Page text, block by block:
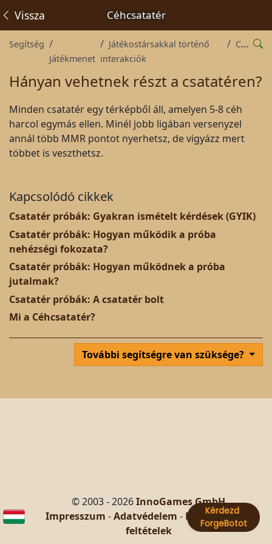
Céhcsatatér
Vissza
Segítség
Játékmenet
Játékostársakkal történő
interakciók
Céhek
Hányan vehetnek részt a csatatéren?
Minden csatatér egy térképből áll, amelyen 5-8 céh
harcol egymás ellen. Minél jobb ligában versenyzel
annál több MMR pontot nyerhetsz, de vigyázz mert
többet is veszthetsz.
Kapcsolódó cikkek
Csatatér próbák: Gyakran ismételt kérdések (GYIK)
Csatatér próbák: Hogyan működik a próba
nehézségi fokozata?
Csatatér próbák: Hogyan működnek a próba
jutalmak?
Csatatér próbák: A csatatér bolt
Mi a Céhcsatatér?
További segítségre van szüksége?
© 2003 - 2026InnoGames GmbH
Impresszum -Adatvédelem - Felhasználási
feltételek